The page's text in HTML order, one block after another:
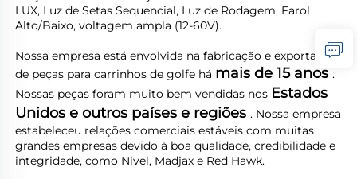
LUX, Luz de Setas Sequencial, Luz de Rodagem, Farol
Alto/Baixo, voltagem ampla (12-60V).
Nossa empresa está envolvida na fabricação e exportação
de peças para carrinhos de golfe há mais de 15 anos .
Nossas peças foram muito bem vendidas nos Estados
Unidos e outros países e regiões . Nossa empresa
estabeleceu relações comerciais estáveis com muitas
grandes empresas devido à boa qualidade, credibilidade e
integridade, como Nivel, Madjax e Red Hawk.